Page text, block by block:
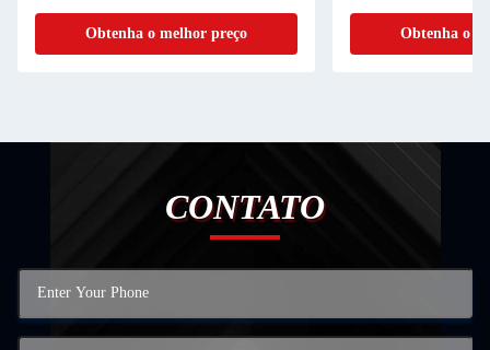
Obtenha o melhor preço Obtenha o
CONTATO